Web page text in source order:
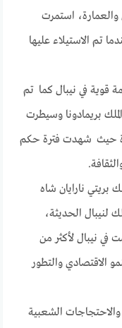
والعمارة، استمرت
تم الاستيلاء عليها
قوية في نيبال كما تم
بريمادونا وسيطرت
حيث شهدت فترة حكم
الملك بريتي نارايان شاه
لنيبال الحديثة،
نيبال لأكثر من
الاقتصادي والتطور
الثورة والاحتجاجات الشعبية